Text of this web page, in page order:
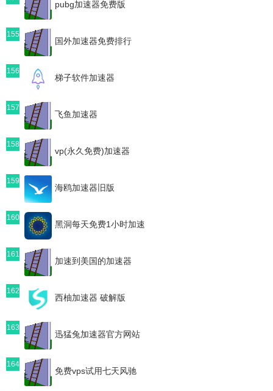
pubg加速器免费版
155
国外加速器免费排行
156
梯子软件加速器
157
飞鱼加速器
158
vp(永久免费)加速器
159
海鸥加速器旧版
160
黑洞每天免费1小时加速
161
加速到美国的加速器
162
西柚加速器 破解版
163
迅猛兔加速器官方网站
164
免费vps试用七天风驰